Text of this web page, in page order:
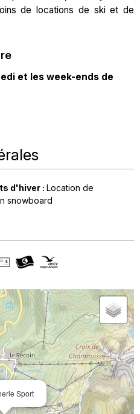
de locations de ski et de
et les week-ends de
d'hiver : Location de
snowboard
Sport